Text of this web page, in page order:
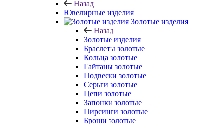
Назад
Ювелирные изделия
Золотые изделия
Назад
Золотые изделия
Браслеты золотые
Кольца золотые
Гайтаны золотые
Подвески золотые
Серьги золотые
Цепи золотые
Запонки золотые
Пирсинги золотые
Броши золотые